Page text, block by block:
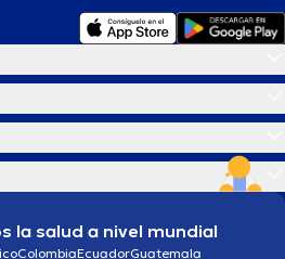
la salud a nivel mundial
ColombiaEcuadorGuatemala